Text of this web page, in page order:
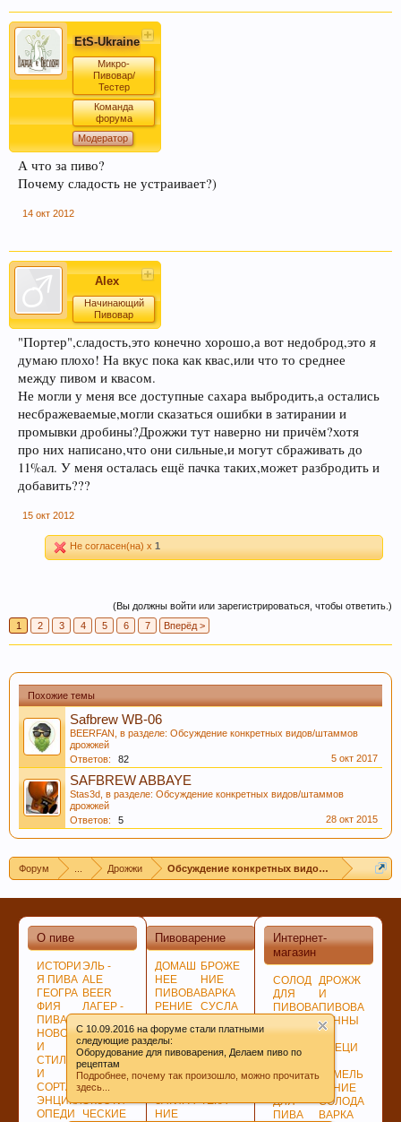
C 10.09.2016 на форуме стали платными
следующие разделы:
Оборудование для пивоварения, Делаем пиво по
рецептам
Подробнее, почему так произошло, можно прочитать
здесь...
EtS-Ukraine
Микро-
Пивовар/
Тестер
Команда
форума
Модератор
А что за пиво?
Почему сладость не устраивает?)
14 окт 2012
Alex
Начинающий
Пивовар
"Портер",сладость,это конечно хорошо,а вот недоброд,это я
думаю плохо! На вкус пока как квас,или что то среднее
между пивом и квасом.
Не могли у меня все доступные сахара выбродить,а остались
несбражеваемые,могли сказаться ошибки в затирании и
промывки дробины?Дрожжи тут наверно ни причём?хотя
про них написано,что они сильные,и могут сбраживать до
11%ал. У меня осталась ещё пачка таких,может разбродить и
добавить???
15 окт 2012
Не согласен(на) x 1
(Вы должны войти или зарегистрироваться, чтобы ответить.)
1
2 3 4 5 6 7 Вперёд >
Похожие темы
Safbrew WB-06
BEERFAN , в разделе: Обсуждение конкретных видов/штаммов
дрожжей
Ответов:
82 5 окт 2017
SAFBREW ABBAYE
Stas3d , в разделе: Обсуждение конкретных видов/штаммов
дрожжей
Ответов:
5 28 окт 2015
Форум Дрожжи Обсуждение конкретных видов/штаммов
Интернет-
магазин
СОЛОД
ДЛЯ
ПИВОВА
НЕСОЛ
ОЖЕНО
СЫРЬЁ
ДЛЯ
ПИВА
ДРОЖЖ
И
ПИВОВА
РЕННЫ
Е
СПЕЦИ
ИЗМЕЛЬ
ЧЕНИЕ
СОЛОДА
ВАРКА
О пиве
ИСТОРИ
Я ПИВА
ГЕОГРА
ФИЯ
ПИВА
НОВОСТ
И
СТИЛИ
И
СОРТА
ЭНЦИКЛ
ОПЕДИ
ЭЛЬ -
ALE
BEER
ЛАГЕР -
ПО
ЦВЕТУ
ГИБРИД
НЫЕ
СОРТА
ЭКЗОТИ
ЧЕСКИЕ
Пивоварение
ДОМАШ
НЕЕ
ПИВОВА
РЕНИЕ
ОВКА,
ПРОГРА
СОВЕТ
ЗАТИРА
НИЕ
БРОЖЕ
НИЕ
ВАРКА
СУСЛА
LAGER
СОЗРЕВ
АНИЕ
ПИВА
ТЕКА